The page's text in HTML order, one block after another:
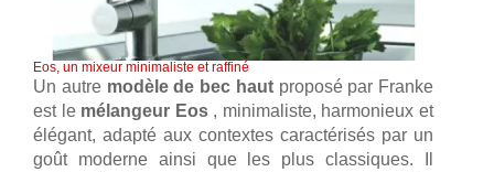
Eos, un mixeur minimaliste et raffiné
Un autre modèle de bec hautproposé par Franke
est le mélangeur Eos, minimaliste, harmonieux et
élégant, adapté aux contextes caractérisés par un
goût moderne ainsi que les plus classiques. Il